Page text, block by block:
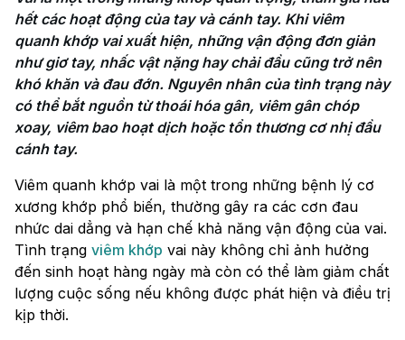
hết các hoạt động của tay và cánh tay. Khi viêm
quanh khớp vai xuất hiện, những vận động đơn giản
như giơ tay, nhấc vật nặng hay chải đầu cũng trở nên
khó khăn và đau đớn. Nguyên nhân của tình trạng này
có thể bắt nguồn từ thoái hóa gân, viêm gân chóp
xoay, viêm bao hoạt dịch hoặc tổn thương cơ nhị đầu
cánh tay.
Viêm quanh khớp vai là một trong những bệnh lý cơ
xương khớp phổ biến, thường gây ra các cơn đau
nhức dai dẳng và hạn chế khả năng vận động của vai.
Tình trạng viêm khớp vai này không chỉ ảnh hưởng
đến sinh hoạt hàng ngày mà còn có thể làm giảm chất
lượng cuộc sống nếu không được phát hiện và điều trị
kịp thời.